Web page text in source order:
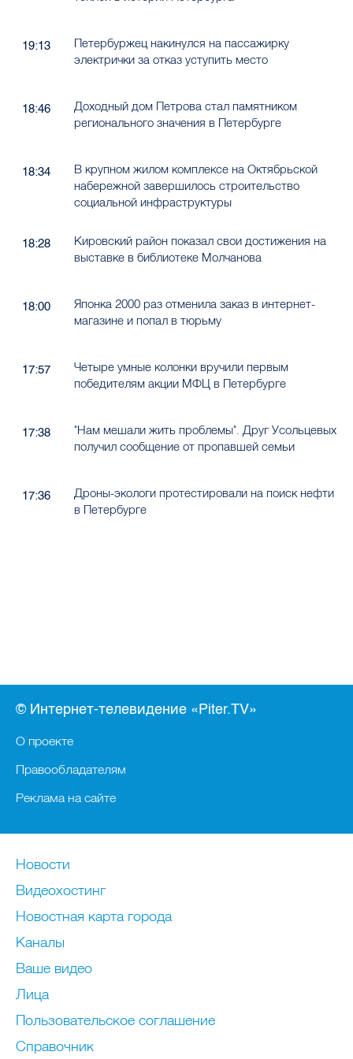
19:13
Петербуржец накинулся на пассажирку
электрички за отказ уступить место
18:46
Доходный дом Петрова стал памятником
регионального значения в Петербурге
18:34
В крупном жилом комплексе на Октябрьской
набережной завершилось строительство
социальной инфраструктуры
18:28
Кировский район показал свои достижения на
выставке в библиотеке Молчанова
18:00
Японка 2000 раз отменила заказ в интернет-
магазине и попал в тюрьму
17:57
Четыре умные колонки вручили первым
победителям акции МФЦ в Петербурге
17:38
"Нам мешали жить проблемы". Друг Усольцевых
получил сообщение от пропавшей семьи
17:36
Дроны-экологи протестировали на поиск нефти
в Петербурге
© Интернет-телевидение «Piter.TV»
О проекте
Правообладателям
Реклама на сайте
Новости
Видеохостинг
Новостная карта города
Каналы
Ваше видео
Лица
Пользовательское соглашение
Справочник